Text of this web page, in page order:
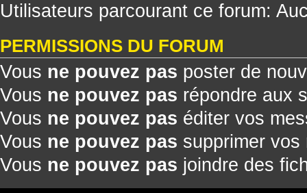
Utilisateurs parcourant ce forum:
PERMISSIONS DU FORUM
Vous ne pouvez pas poster de
Vous ne pouvez pas répondre aux
Vous ne pouvez pas éditer vos
Vous ne pouvez pas supprimer vos
Vous ne pouvez pas joindre des